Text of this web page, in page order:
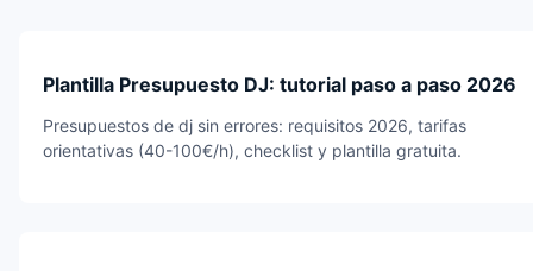
Plantilla Presupuesto DJ: tutorial paso a paso 2026
Presupuestos de dj sin errores: requisitos 2026, tarifas
orientativas (40-100€/h), checklist y plantilla gratuita.